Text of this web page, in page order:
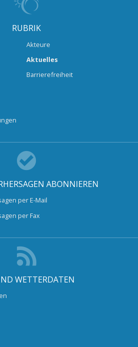
RUBRIK
Akteure
Aktuelles
Barrierefreiheit
ABONNIEREN
per E-Mail
per Fax
WETTERDATEN